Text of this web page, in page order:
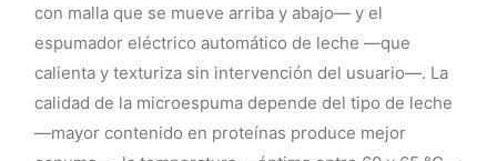
con malla que se mueve arriba y abajo— y el
espumador eléctrico automático de leche —que
calienta y texturiza sin intervención del usuario—. La
calidad de la microespuma depende del tipo de leche
—mayor contenido en proteínas produce mejor